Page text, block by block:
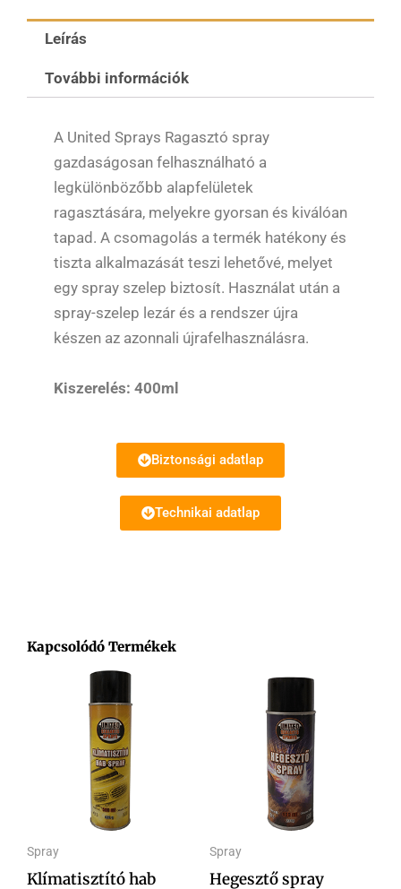
Leírás
További információk
A United Sprays Ragasztó spray
gazdaságosan felhasználható a
legkülönbözőbb alapfelületek
ragasztására, melyekre gyorsan és kiválóan
tapad. A csomagolás a termék hatékony és
tiszta alkalmazását teszi lehetővé, melyet
egy spray szelep biztosít. Használat után a
spray-szelep lezár és a rendszer újra
készen az azonnali újrafelhasználásra.
Kiszerelés: 400ml
Biztonsági adatlap
Technikai adatlap
Kapcsolódó Termékek
Spray
Klímatisztító hab
Spray
Hegesztő spray